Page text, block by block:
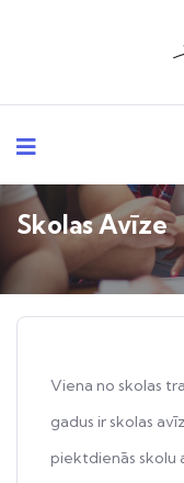
Skolas Avīze
Viena no skolas
gadus ir skolas
piektdienās skolu